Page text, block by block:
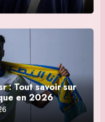
: Tout savoir sur
en 2026